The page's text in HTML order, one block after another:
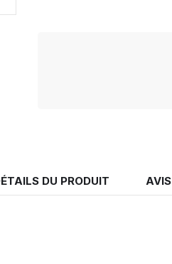
DU PRODUIT AVIS